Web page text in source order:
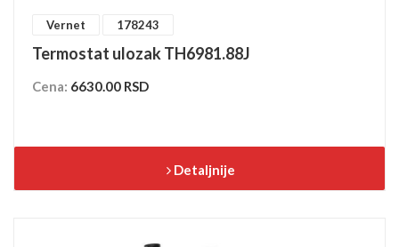
Vernet 178243
Termostat ulozak TH6981.88J
Cena: 6630.00 RSD
Detaljnije